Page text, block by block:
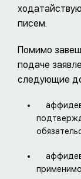
писем.
Помимо
подаче
следующие